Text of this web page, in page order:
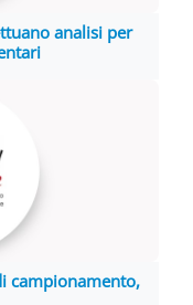
analisi per
campionamento,